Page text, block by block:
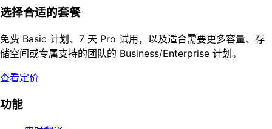
选择合适的套餐
免费 Basic 计划、7 天 Pro 试用，以及适合需要更多容量、存
储空间或专属支持的团队的 Business/Enterprise 计划。
查看定价
功能